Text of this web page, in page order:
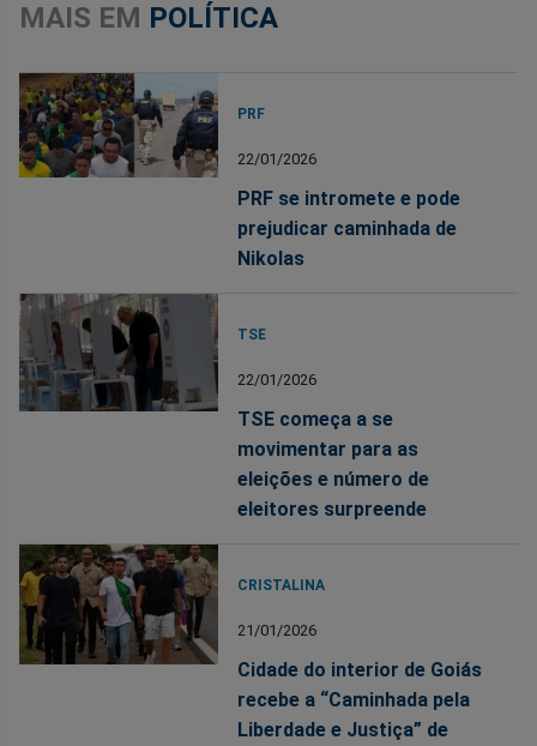
MAIS EM POLÍTICA
PRF
22/01/2026
PRF se intromete e pode
prejudicar caminhada de
Nikolas
TSE
22/01/2026
TSE começa a se
movimentar para as
eleições e número de
eleitores surpreende
CRISTALINA
21/01/2026
Cidade do interior de Goiás
recebe a “Caminhada pela
Liberdade e Justiça” de